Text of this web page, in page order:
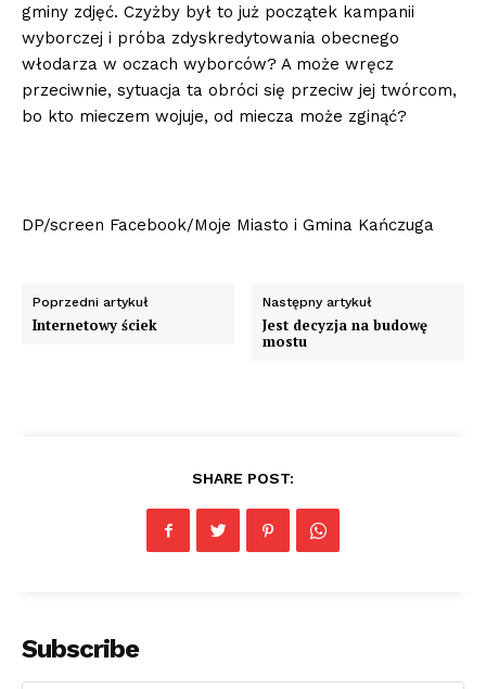
gminy zdjęć. Czyżby był to już początek kampanii
wyborczej i próba zdyskredytowania obecnego
włodarza w oczach wyborców? A może wręcz
przeciwnie, sytuacja ta obróci się przeciw jej twórcom,
bo kto mieczem wojuje, od miecza może zginąć?
DP/screen Facebook/Moje Miasto i Gmina Kańczuga
Poprzedni artykuł
Internetowy ściek
Następny artykuł
Jest decyzja na budowę
mostu
SHARE POST:
Subscribe